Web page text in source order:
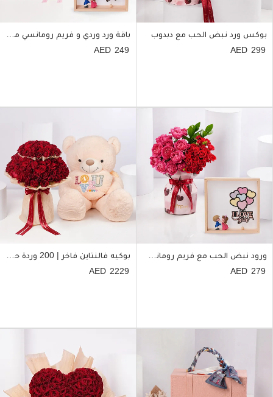
بوكس ورد نبض الحب مع دبدوب
299
باقة ورد وردي و فريم رومانسي مضيء
249
ورود نبض الحب مع فريم رومانسي مضيء
279
بوكيه فالنتاين فاخر | 200 وردة حمراء ودبدوب عملاق
2229